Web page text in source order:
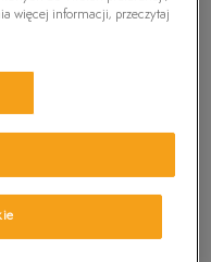
OXFORD
otrzymasz od nas
więcej informacji, przeczytaj